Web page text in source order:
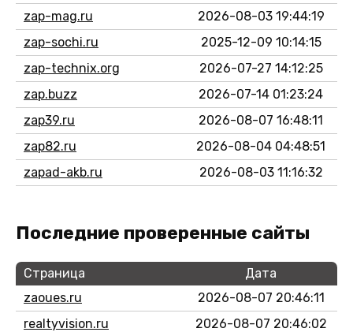
zap-mag.ru
2026-08-03 19:44:19
zap-sochi.ru
2025-12-09 10:14:15
zap-technix.org
2026-07-27 14:12:25
zap.buzz
2026-07-14 01:23:24
zap39.ru
2026-08-07 16:48:11
zap82.ru
2026-08-04 04:48:51
zapad-akb.ru
2026-08-03 11:16:32
Последние проверенные сайты
Страница
Дата
zaoues.ru
2026-08-07 20:46:11
realtyvision.ru
2026-08-07 20:46:02